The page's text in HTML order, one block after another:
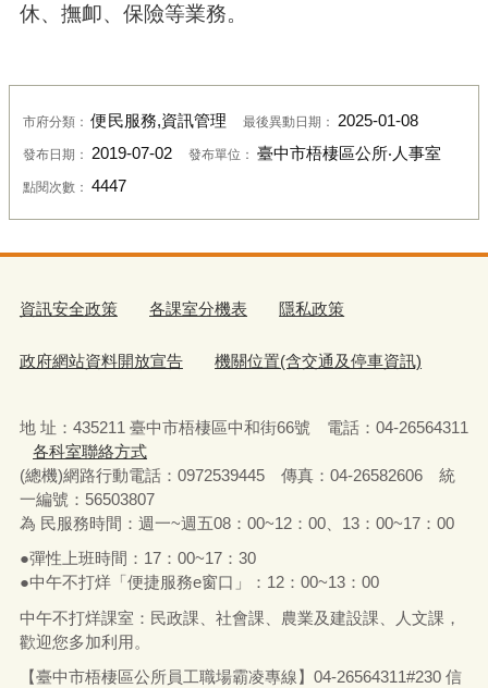
休、撫卹、保險等業務。
市府分類：便民服務,資訊管理 最後異動日期： 2025-01-08
發布日期： 2019-07-02 發布單位： 臺中市梧棲區公所‧人事室
點閱次數： 4447
資訊安全政策 各課室分機表 隱私政策
政府網站資料開放宣告 機關位置(含交通及停車資訊)
地 址：435211 臺中市梧棲區中和街66號 電話：04-26564311
各科室聯絡方式
(總機)網路行動電話：0972539445 傳真：04-26582606 統
一編號：56503807
為 民服務時間：週一~週五08：00~12：00、13：00~17：00
●彈性上班時間：17：00~17：30
●中午不打烊「便捷服務e窗口」：12：00~13：00
中午不打烊課室：民政課、社會課、農業及建設課、人文課，
歡迎您多加利用。
【臺中市梧棲區公所員工職場霸凌專線】04-26564311#230 信